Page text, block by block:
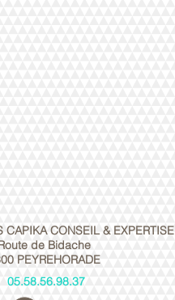
CAPIKA CONSEIL & EXPERTISE
de Bidache
PEYREHORADE
05.58.56.98.37